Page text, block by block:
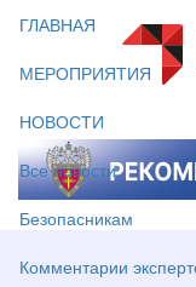
ГЛАВНАЯ
МЕРОПРИЯТИЯ
НОВОСТИ
Все новости
Безопасникам
Комментарии